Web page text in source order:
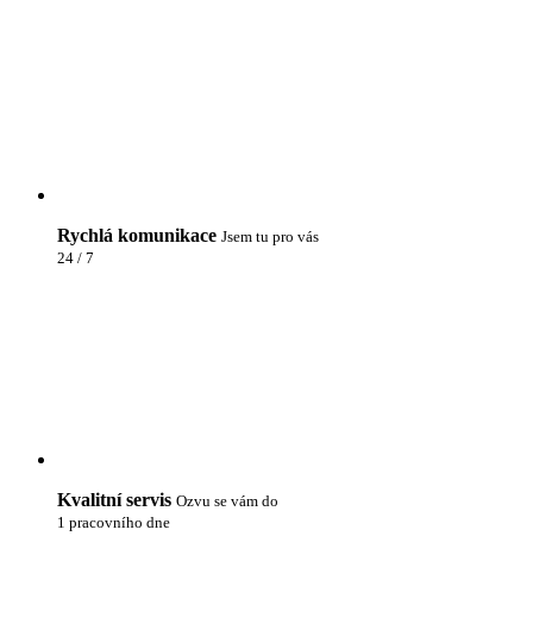
Rychlá komunikace Jsem tu pro vás
24 / 7
Kvalitní servis Ozvu se vám do
1 pracovního dne